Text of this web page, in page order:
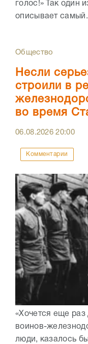
голос!» Так один
описывает
Общество
Несли
строили в
во время
06.08.202620:00
Комментарии
«Хочется еще
воинов-
люди, казалось